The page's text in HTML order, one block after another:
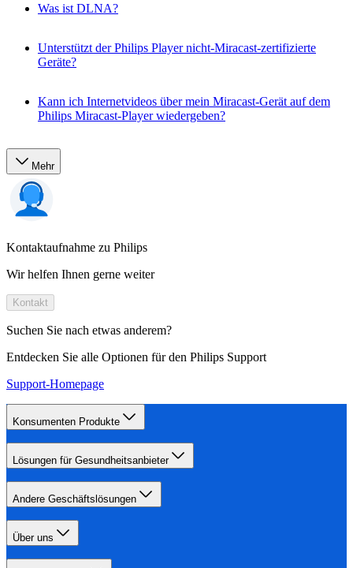
Was ist DLNA?
Unterstützt der Philips Player nicht-Miracast-zertifizierte
Geräte?
Kann ich Internetvideos über mein Miracast-Gerät auf dem
Philips Miracast-Player wiedergeben?
Mehr
Kontaktaufnahme zu Philips
Wir helfen Ihnen gerne weiter
Kontakt
Suchen Sie nach etwas anderem?
Entdecken Sie alle Optionen für den Philips Support
Support-Homepage
Konsumenten Produkte
Lösungen für Gesundheitsanbieter
Andere Geschäftslösungen
Über uns